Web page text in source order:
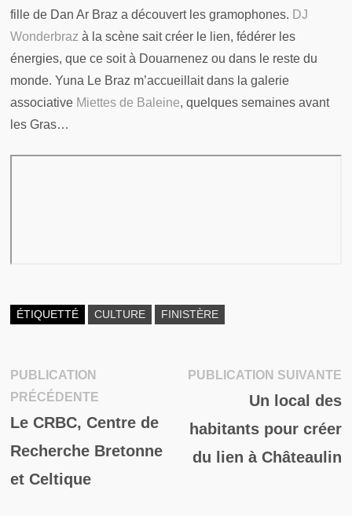
fille de Dan Ar Braz a découvert les gramophones. DJ
Wonderbraz à la scène sait créer le lien, fédérer les
énergies, que ce soit à Douarnenez ou dans le reste du
monde. Yuna Le Braz m’accueillait dans la galerie
associative Miettes de Baleine, quelques semaines avant
les Gras…
ÉTIQUETTÉ CULTURE FINISTÈRE
Navigation
de
l’article
PUBLICATION
PRÉCÉDENTEPublication
précédente :
Le CRBC, Centre de
Recherche Bretonne
et Celtique
PUBLICATION SUIVANTE
Un local des
habitants pour créer
du lien à Châteaulin